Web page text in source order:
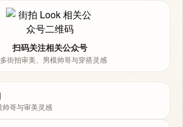
扫码关注相关公众号
街拍审美、男模帅哥与穿搭灵感
帅哥与审美灵感